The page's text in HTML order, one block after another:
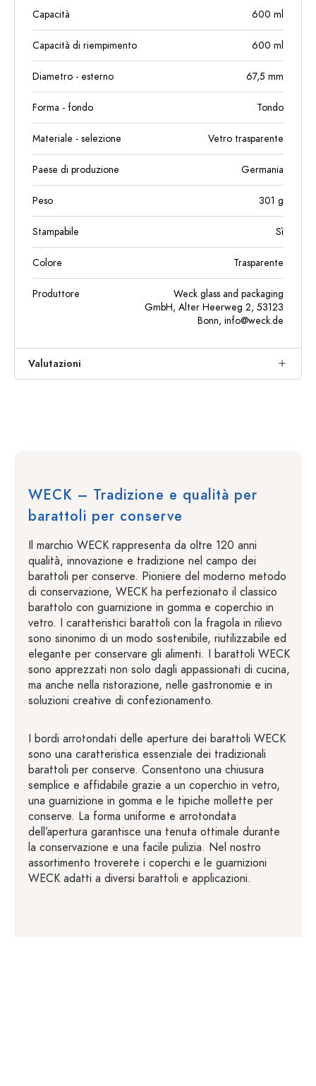
Capacità 600 ml
Capacità di riempimento 600 ml
Diametro - esterno 67,5 mm
Forma - fondo Tondo
Materiale - selezione Vetro trasparente
Paese di produzione Germania
Peso 301 g
Stampabile Sì
Colore Trasparente
Produttore
Weck glass and packaging
GmbH, Alter Heerweg 2, 53123
Bonn, info@weck.de
Valutazioni
WECK – Tradizione e qualità per
barattoli per conserve
Il marchio WECK rappresenta da oltre 120 anni
qualità, innovazione e tradizione nel campo dei
barattoli per conserve. Pioniere del moderno metodo
di conservazione, WECK ha perfezionato il classico
barattolo con guarnizione in gomma e coperchio in
vetro. I caratteristici barattoli con la fragola in rilievo
sono sinonimo di un modo sostenibile, riutilizzabile ed
elegante per conservare gli alimenti. I barattoli WECK
sono apprezzati non solo dagli appassionati di cucina,
ma anche nella ristorazione, nelle gastronomie e in
soluzioni creative di confezionamento.
I bordi arrotondati delle aperture dei barattoli WECK
sono una caratteristica essenziale dei tradizionali
barattoli per conserve. Consentono una chiusura
semplice e affidabile grazie a un coperchio in vetro,
una guarnizione in gomma e le tipiche mollette per
conserve. La forma uniforme e arrotondata
dell’apertura garantisce una tenuta ottimale durante
la conservazione e una facile pulizia. Nel nostro
assortimento troverete i coperchi e le guarnizioni
WECK adatti a diversi barattoli e applicazioni.